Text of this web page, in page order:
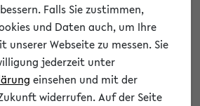
Falls Sie zustimmen,
und Daten auch, um Ihre
Webseite zu messen. Sie
jederzeit unter
einsehen und mit der
widerrufen. Auf der Seite